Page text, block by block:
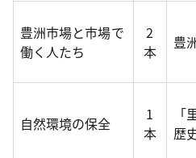
豊洲市場と市場で
働く人たち
2
本
豊
自然環境の保全
1
本
歴